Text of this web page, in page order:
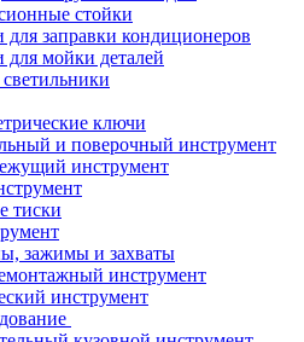
стойки
для заправки кондиционеров
для мойки деталей
ключи
и поверочный инструмент
инструмент
тиски
зажимы и захваты
инструмент
инструмент